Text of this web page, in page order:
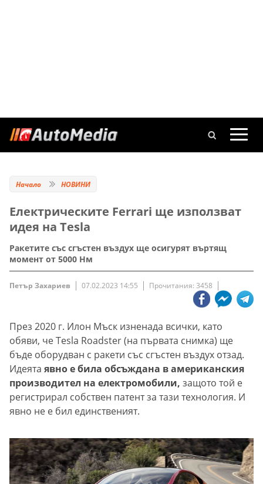
Начало НОВИНИ
Електрическите Ferrari ще използват
идея на Tesla
Ракетите със сгъстен въздух ще осигурят въртящ
момент от 5000 Нм
Петър Захариев 07.02.2023 14:55 Прочитания: 3458
През 2020 г. Илон Мъск изненада всички, като
обяви, че Tesla Roadster (на първата снимка) ще
бъде оборудван с ракети със сгъстен въздух отзад.
Идеята явно е била обсъждана в американския
производител на електромобили, защото той е
регистрирал собствен патент за тази технология. И
явно не е бил единственият.